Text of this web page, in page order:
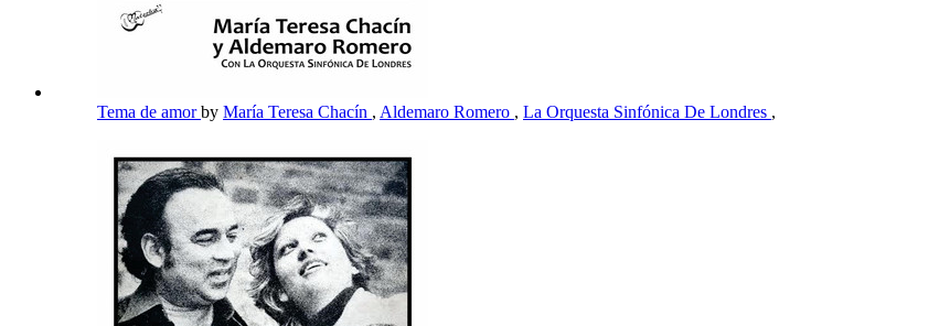
Tema de amorby María Teresa Chacín , Aldemaro Romero , La Orquesta Sinfónica De Londres ,